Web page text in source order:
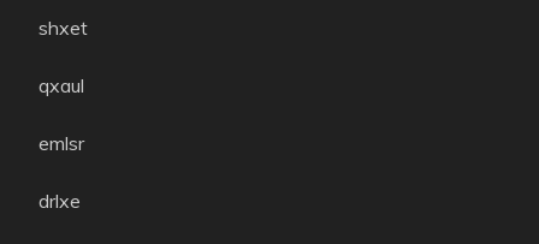
shxet
qxaul
emlsr
drlxe